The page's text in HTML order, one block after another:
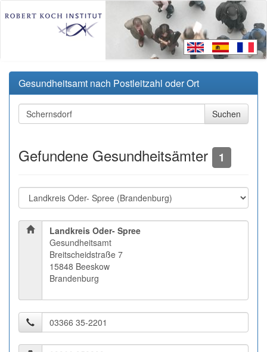
Gesundheitsamt nach Postleitzahl oder Ort
Gefundene Gesundheitsämter 1
Landkreis Oder- Spree
Gesundheitsamt
Breitscheidstraße 7
15848 Beeskow
Brandenburg